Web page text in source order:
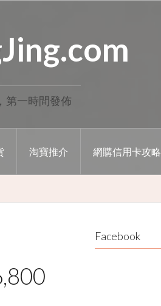
第一時間發佈
淘寶推介 網購信用卡攻略
Facebook